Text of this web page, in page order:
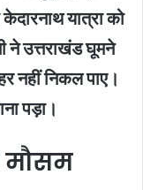
यात्रा को
ने उत्तराखंड घूमने
नहीं निकल पाए।
पड़ा।
मौसम